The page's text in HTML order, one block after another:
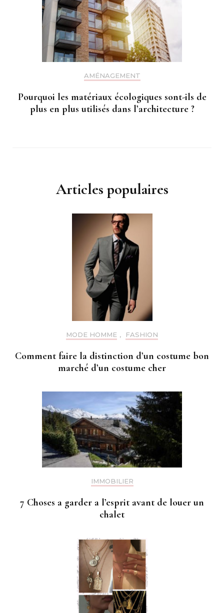
AMÉNAGEMENT
Pourquoi les matériaux écologiques sont-ils de
plus en plus utilisés dans l’architecture ?
Articles populaires
MODE HOMME , FASHION
Comment faire la distinction d’un costume bon
marché d’un costume cher
IMMOBILIER
7 Choses a garder a l’esprit avant de louer un
chalet